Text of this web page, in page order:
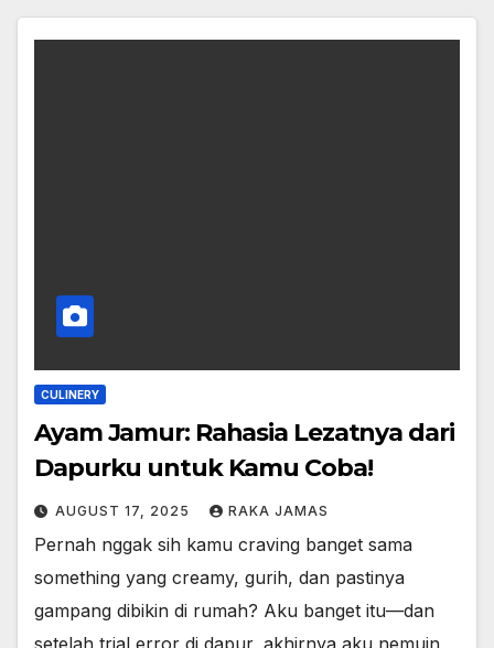
CULINERY
Ayam Jamur: Rahasia Lezatnya dari
Dapurku untuk Kamu Coba!
AUGUST 17, 2025 RAKA JAMAS
Pernah nggak sih kamu craving banget sama
something yang creamy, gurih, dan pastinya
gampang dibikin di rumah? Aku banget itu—dan